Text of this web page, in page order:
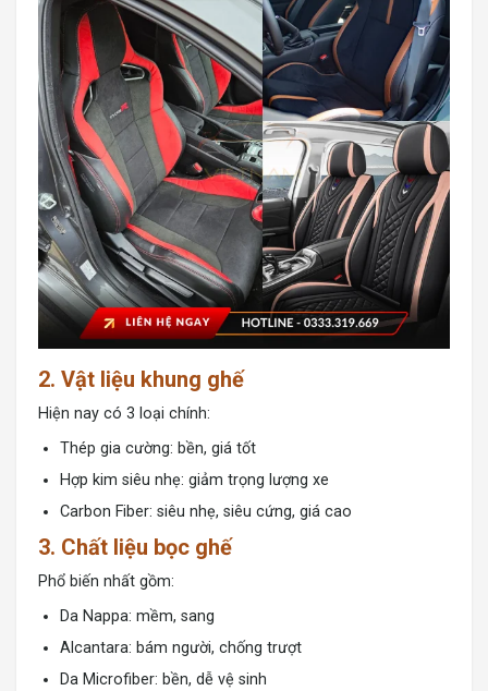
2. Vật liệu khung ghế
Hiện nay có 3 loại chính:
Thép gia cường: bền, giá tốt
Hợp kim siêu nhẹ: giảm trọng lượng xe
Carbon Fiber: siêu nhẹ, siêu cứng, giá cao
3. Chất liệu bọc ghế
Phổ biến nhất gồm:
Da Nappa: mềm, sang
Alcantara: bám người, chống trượt
Da Microfiber: bền, dễ vệ sinh